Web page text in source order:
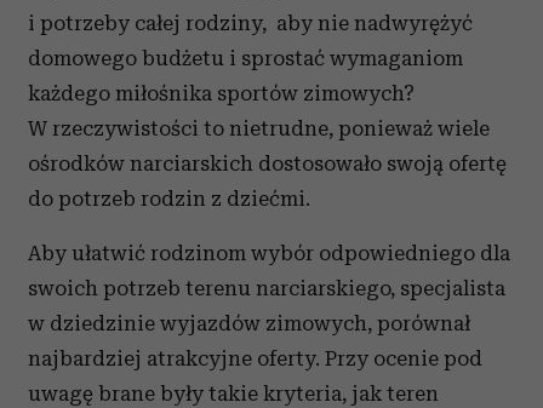
i potrzeby całej rodziny, aby nie nadwyrężyć
domowego budżetu i sprostać wymaganiom
każdego miłośnika sportów zimowych?
W rzeczywistości to nietrudne, ponieważ wiele
ośrodków narciarskich dostosowało swoją ofertę
do potrzeb rodzin z dziećmi.
Aby ułatwić rodzinom wybór odpowiedniego dla
swoich potrzeb terenu narciarskiego, specjalista
w dziedzinie wyjazdów zimowych, porównał
najbardziej atrakcyjne oferty. Przy ocenie pod
uwagę brane były takie kryteria, jak teren